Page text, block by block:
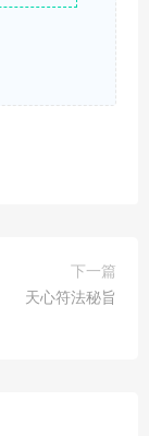
下一篇
天心符法秘旨